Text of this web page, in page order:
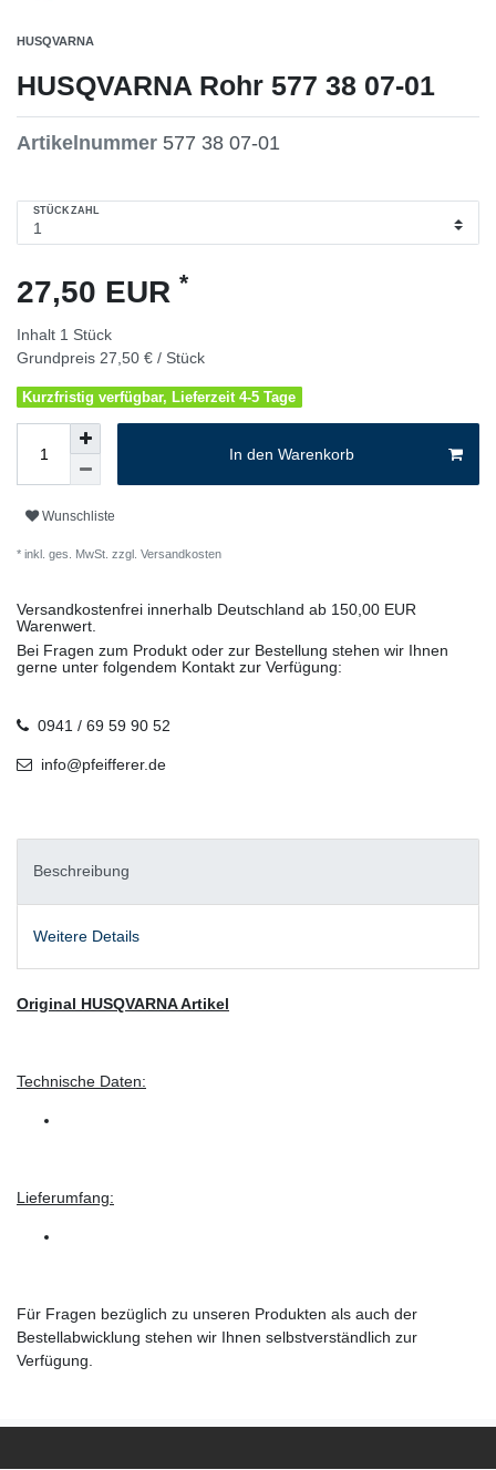
HUSQVARNA
HUSQVARNA Rohr 577 38 07-01
Artikelnummer 577 38 07-01
STÜCKZAHL
27,50 EUR *
Inhalt 1 Stück
Grundpreis 27,50 € / Stück
Kurzfristig verfügbar, Lieferzeit 4-5 Tage
In den Warenkorb
Wunschliste
* inkl. ges. MwSt. zzgl. Versandkosten
Versandkostenfrei innerhalb Deutschland ab 150,00 EUR
Warenwert.
Bei Fragen zum Produkt oder zur Bestellung stehen wir Ihnen
gerne unter folgendem Kontakt zur Verfügung:
0941 / 69 59 90 52
info@pfeifferer.de
Beschreibung
Weitere Details
Original HUSQVARNA Artikel
Technische Daten:
Lieferumfang:
Für Fragen bezüglich zu unseren Produkten als auch der
Bestellabwicklung stehen wir Ihnen selbstverständlich zur
Verfügung.